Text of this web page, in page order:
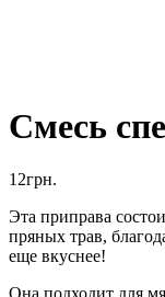
Смесь
12грн.
Эта приправа
пряных трав,
еще вкуснее!